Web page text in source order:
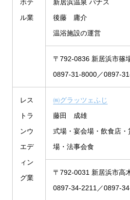
ホテ
ル業
新居浜温泉 パナス
後藤 庸介
温浴施設の運営
〒792-0836 新居浜市篠
0897-31-8000／0897-
レス
トラ
ンウ
エデ
ィン
グ業
㈱グラッツェふじ
藤田 成雄
式場・宴会場・飲食店
場・法事会食
〒792-0031 新居浜市高
0897-34-2211／0897-